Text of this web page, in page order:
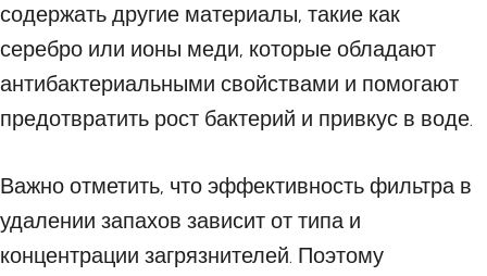
содержать другие материалы, такие как
серебро или ионы меди, которые обладают
антибактериальными свойствами и помогают
предотвратить рост бактерий и привкус в воде.
Важно отметить, что эффективность фильтра в
удалении запахов зависит от типа и
концентрации загрязнителей. Поэтому